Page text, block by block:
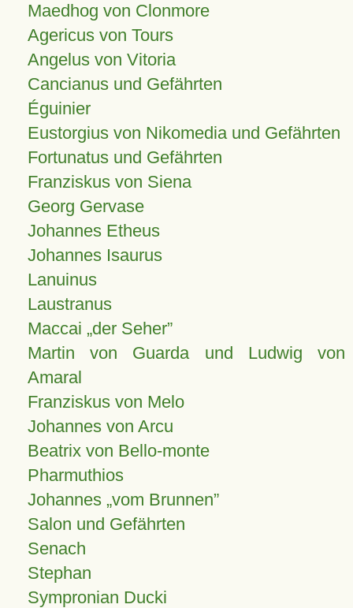
Maedhog von Clonmore
Agericus von Tours
Angelus von Vitoria
Cancianus und Gefährten
Éguinier
Eustorgius von Nikomedia und Gefährten
Fortunatus und Gefährten
Franziskus von Siena
Georg Gervase
Johannes Etheus
Johannes Isaurus
Lanuinus
Laustranus
Maccai „der Seher”
Martin von Guarda und Ludwig von
Amaral
Franziskus von Melo
Johannes von Arcu
Beatrix von Bello-monte
Pharmuthios
Johannes vom Brunnen
Salon und Gefährten
Senach
Stephan
Sympronian Ducki